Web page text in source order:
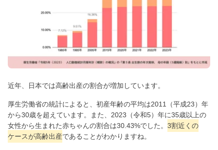
近年、日本では高齢出産の割合が増加しています。
厚生労働省の統計によると、初産年齢の平均は2011（平成23）年
から30歳を超えています。また、2023（令和5）年に35歳以上の
女性から生まれた赤ちゃんの割合は30.43%でした。 3割近くの
ケースが高齢出産であることがわかりますね。